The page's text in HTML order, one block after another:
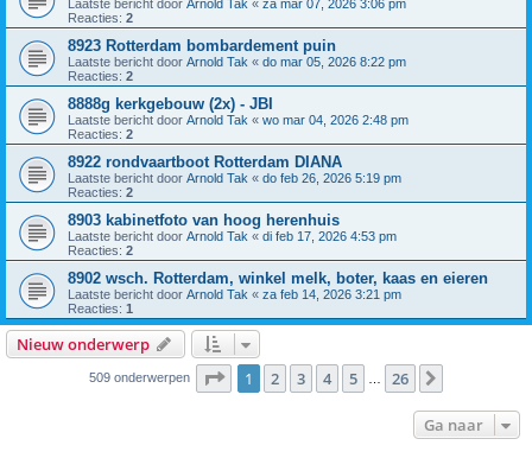
Laatste bericht door Arnold Tak « za mar 07, 2026 3:06 pm
Reacties: 2
8923 Rotterdam bombardement puin
Laatste bericht door Arnold Tak « do mar 05, 2026 8:22 pm
Reacties: 2
8888g kerkgebouw (2x) - JBI
Laatste bericht door Arnold Tak « wo mar 04, 2026 2:48 pm
Reacties: 2
8922 rondvaartboot Rotterdam DIANA
Laatste bericht door Arnold Tak « do feb 26, 2026 5:19 pm
Reacties: 2
8903 kabinetfoto van hoog herenhuis
Laatste bericht door Arnold Tak « di feb 17, 2026 4:53 pm
Reacties: 2
8902 wsch. Rotterdam, winkel melk, boter, kaas en eieren
Laatste bericht door Arnold Tak « za feb 14, 2026 3:21 pm
Reacties: 1
Nieuw onderwerp
509 onderwerpen Pagina van 26
1 2 3 4 5 26
Ga naar